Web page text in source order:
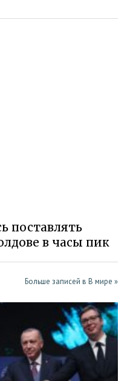
поставлять
в часы пик
Больше записей в В мире »